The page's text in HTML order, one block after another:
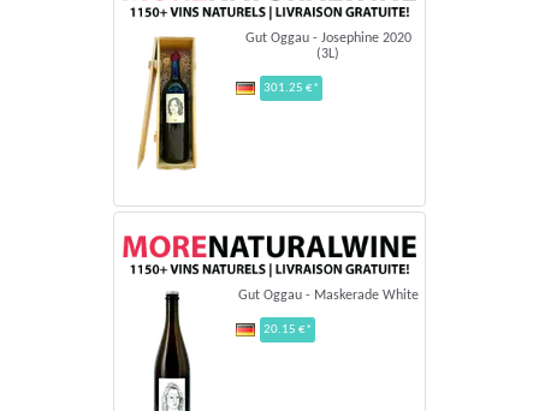
Gut Oggau - Josephine 2020
(3L)
301.25 €*
Gut Oggau - Maskerade White
20.15 €*